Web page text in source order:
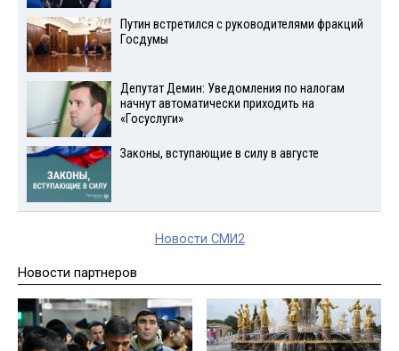
Путин встретился с руководителями фракций
Госдумы
Депутат Демин: Уведомления по налогам
начнут автоматически приходить на
«Госуслуги»
Законы, вступающие в силу в августе
Новости СМИ2
Новости партнеров